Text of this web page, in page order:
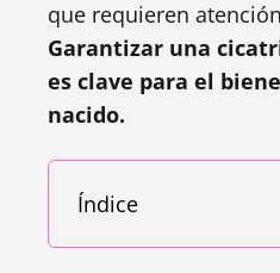
que requieren
Garantizar una
es clave para el
nacido.
Índice